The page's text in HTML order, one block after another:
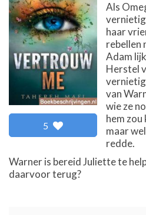
5
Als
haar
rebellen
Adam
Herstel
van
wie ze
hem
maar
redde.
Warner is bereid Juliette te
daarvoor terug?